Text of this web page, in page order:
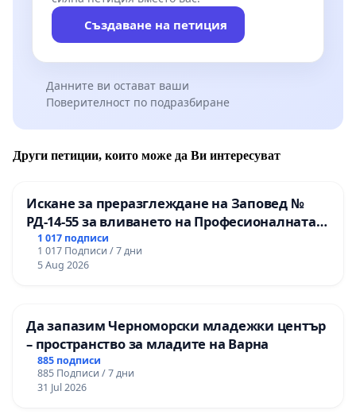
Създаване на петиция
Данните ви остават ваши
Поверителност по подразбиране
Други петиции, които може да Ви интересуват
Искане за преразглеждане на Заповед №
РД-14-55 за вливането на Професионалната
гимназия по промишлени технологии в
Професионалната гимназия по икономика и
мениджмънт – гр. Пазарджик
1 017 подписи
1 017 Подписи / 7 дни
5 Aug 2026
Да запазим Черноморски младежки център
– пространство за младите на Варна
885 подписи
885 Подписи / 7 дни
31 Jul 2026